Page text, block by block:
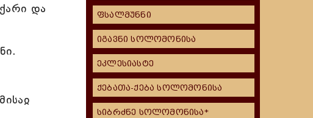
და
ფსალმუნნი
იგავნი სოლომონისა
ეკლესიასტე
ქებათა-ქება სოლომონისა
სიბრძნე სოლომონისა*